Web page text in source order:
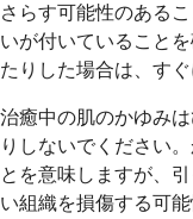
さらす可能性のある
いが付いていること
たりした場合は、す
治癒中の肌のかゆみ
りしないでください
とを意味しますが、
い組織を損傷する可